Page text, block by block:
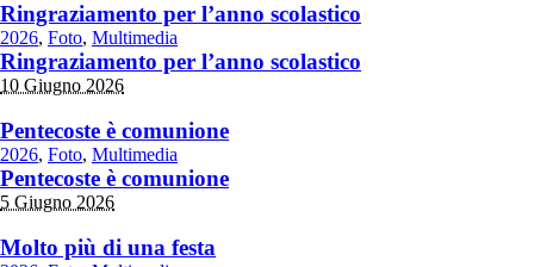
Ringraziamento per l’anno scolastico
2026, Foto, Multimedia
Ringraziamento per l’anno scolastico
10 Giugno 2026
Pentecoste è comunione
2026, Foto, Multimedia
Pentecoste è comunione
5 Giugno 2026
Molto più di una festa